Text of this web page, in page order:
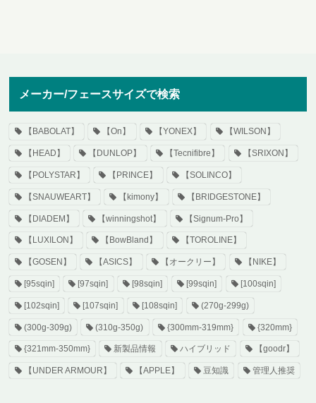
メーカー/フェースサイズで検索
【BABOLAT】 【On】 【YONEX】 【WILSON】
【HEAD】 【DUNLOP】 【Tecnifibre】 【SRIXON】
【POLYSTAR】 【PRINCE】 【SOLINCO】
【SNAUWEART】 【kimony】 【BRIDGESTONE】
【DIADEM】 【winningshot】 【Signum-Pro】
【LUXILON】 【BowBland】 【TOROLINE】
【GOSEN】 【ASICS】 【オークリー】 【NIKE】
[95sqin] [97sqin] [98sqin] [99sqin] [100sqin]
[102sqin] [107sqin] [108sqin] (270g-299g)
(300g-309g) (310g-350g) {300mm-319mm} {320mm}
{321mm-350mm} 新製品情報 ハイブリッド 【goodr】
【UNDER ARMOUR】 【APPLE】 豆知識 管理人推奨